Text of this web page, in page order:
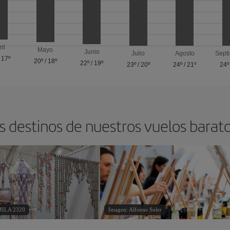
17º
Mayo
20º/ 18º
Junio
22º / 19º
Julio
23º/ 20º
Agosto
24º /21º
24º
destinos de nuestros vuelos
2320 Imagen: Alfonso Soler